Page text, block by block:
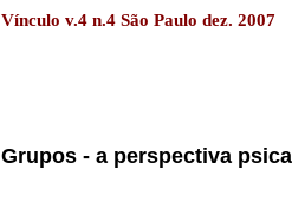
Vínculo v.4 n.4 São Paulo dez. 2007
Grupos - a perspectiva